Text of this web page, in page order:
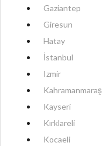
Gaziantep
Giresun
Hatay
İstanbul
Izmir
Kahramanmaraş
Kayseri
Kırklareli
Kocaeli